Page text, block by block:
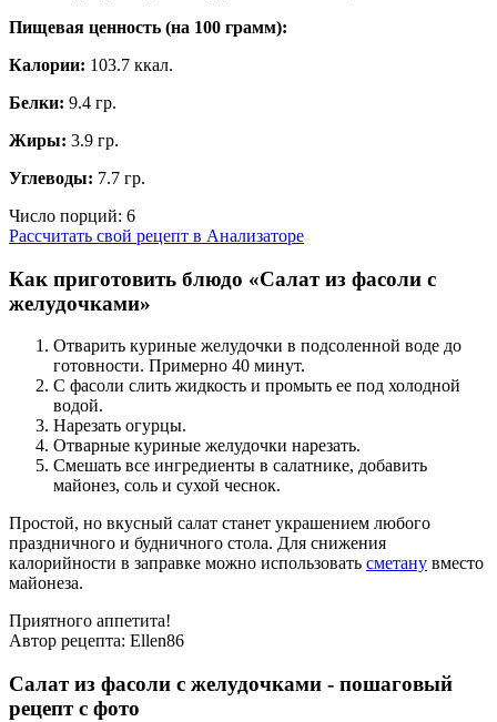
Пищевая ценность (на 100 грамм):
Калории: 103.7 ккал.
Белки: 9.4 гр.
Жиры: 3.9 гр.
Углеводы: 7.7 гр.
Число порций: 6
Рассчитать свой рецепт в Анализаторе
Как приготовить блюдо «Салат из фасоли с
желудочками»
Отварить куриные желудочки в подсоленной воде до
готовности. Примерно 40 минут.
С фасоли слить жидкость и промыть ее под холодной
водой.
Нарезать огурцы.
Отварные куриные желудочки нарезать.
Смешать все ингредиенты в салатнике, добавить
майонез, соль и сухой чеснок.
Простой, но вкусный салат станет украшением любого
праздничного и будничного стола. Для снижения
калорийности в заправке можно использовать сметану вместо
майонеза.
Приятного аппетита!
Автор рецепта: Ellen86
Салат из фасоли с желудочками - пошаговый
рецепт с фото